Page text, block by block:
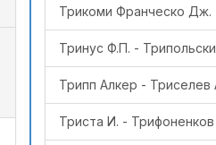
Трикоми Франческо
Тринус Ф.П. -
Трипп Алкер - Триселев
Триста И. -